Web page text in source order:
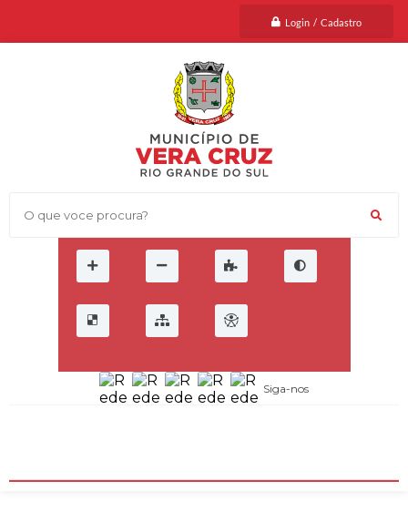
Login / Cadastro
O que voce procura?
Siga-nos